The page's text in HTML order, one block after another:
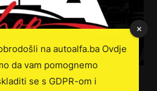
na autoalfa.ba Ovdje
da vam pomognemo
se s GDPR-om i